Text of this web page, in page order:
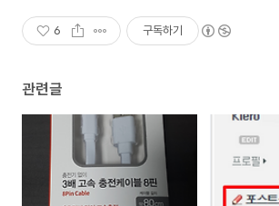
6 구독하기
관련글